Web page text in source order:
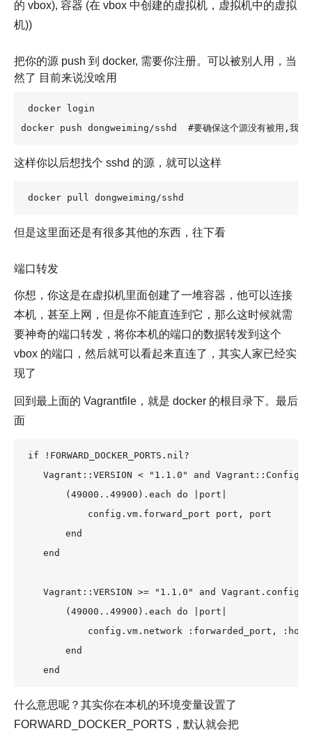
的 vbox), 容器 (在 vbox 中创建的虚拟机，虚拟机中的虚拟
机))
把你的源 push 到 docker, 需要你注册。可以被别人用，当
然了 目前来说没啥用
docker login
docker push dongweiming/sshd  #要确保这个源没有被用,我
这样你以后想找个 sshd 的源，就可以这样
docker pull dongweiming/sshd
但是这里面还是有很多其他的东西，往下看
端口转发
你想，你这是在虚拟机里面创建了一堆容器，他可以连接
本机，甚至上网，但是你不能直连到它，那么这时候就需
要神奇的端口转发，将你本机的端口的数据转发到这个
vbox 的端口，然后就可以看起来直连了，其实人家已经实
现了
回到最上面的 Vagrantfile，就是 docker 的根目录下。最后
面
if
Vagrant::VERSION < "1.1.0" and
Vagrant::VERSION >= "1.1.0" and
config.vm.network :forwarded_port,
    end
什么意思呢？其实你在本机的环境变量设置了
FORWARD_DOCKER_PORTS，默认就会把